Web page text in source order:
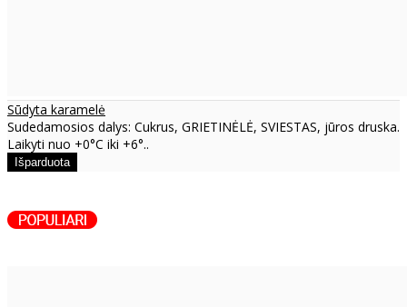
Sūdyta karamelė
Sudedamosios dalys: Cukrus, GRIETINĖLĖ, SVIESTAS, jūros druska.
Laikyti nuo +0°C iki +6°..